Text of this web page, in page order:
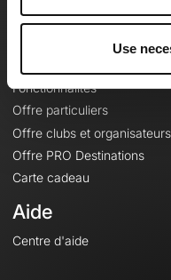
Use
Fonctionnalités
Offre particuliers
Offre clubs et organisateurs
Offre PRO Destinations
Carte cadeau
Aide
Centre d'aide